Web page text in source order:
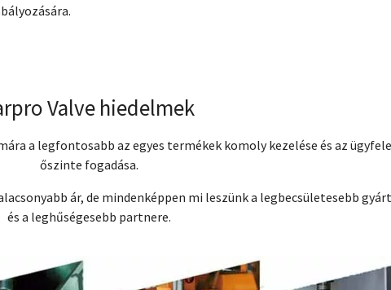
Valve hiedelmek
a legfontosabb az egyes termékek komoly kezelése és az
őszinte fogadása.
ár, de mindenképpen mi leszünk a legbecsületesebb
és a leghűségesebb partnere.